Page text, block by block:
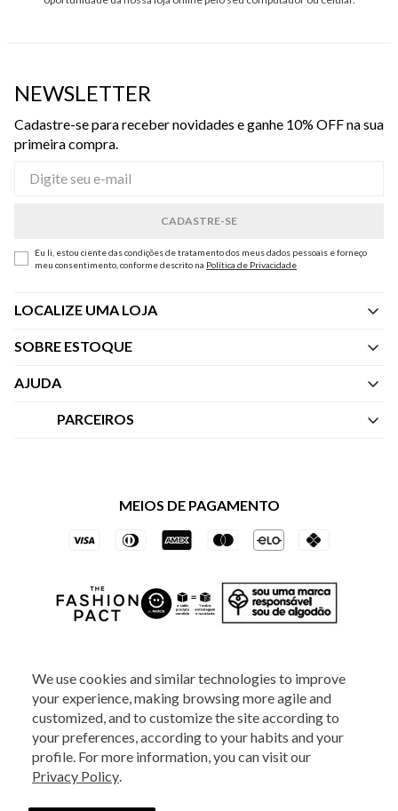
We use cookies and similar technologies to improve
your experience, making browsing more agile and
customized, and to customize the site according to
your preferences, according to your habits and your
profile. For more information, you can visit our
Privacy Policy.
NEWSLETTER
Cadastre-se para receber novidades e ganhe 10% OFF na sua
primeira compra.
Eu li, estou ciente das condições de tratamento dos meus dados pessoais e forneço
meu consentimento, conforme descrito na Política de Privacidade
LOCALIZE UMA LOJA
SOBRE ESTOQUE
Quem Somos
AJUDA
Central de Atendimento
Trocas e Devoluções
PARCEIROS
Vai de Visa
Azul Fidelidade
MEIOS DE PAGAMENTO
2025 - Veste S.A Estilo. Todos os direitos reservados - A loja Estoque reserva-
se no direito de corrigir ou alterar informações como: preços, promoções e
880 5520.Horário de Atendimento: